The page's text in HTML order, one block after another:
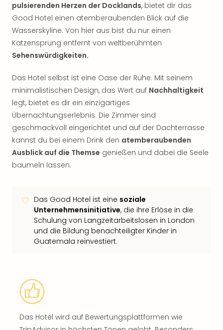
pulsierenden Herzen der Docklands, bietet dir das
Good Hotel einen atemberaubenden Blick auf die
Wasserskyline. Von hier aus bist du nur einen
Katzensprung entfernt von weltberühmten
Sehenswürdigkeiten.
Das Hotel selbst ist eine Oase der Ruhe. Mit seinem
minimalistischen Design, das Wert auf Nachhaltigkeit
legt, bietet es dir ein einzigartiges
Übernachtungserlebnis. Die Zimmer sind
geschmackvoll eingerichtet und auf der Dachterrasse
kannst du bei einem Drink den atemberaubenden
Ausblick auf die Themse genießen und dabei die Seele
baumeln lassen.
Das Good Hotel ist eine soziale
Unternehmensinitiative, die ihre Erlöse in die
Schulung von Langzeitarbeitslosen in London
und die Bildung benachteiligter Kinder in
Guatemala reinvestiert.
Das Hotel wird auf Bewertungsplattformen wie